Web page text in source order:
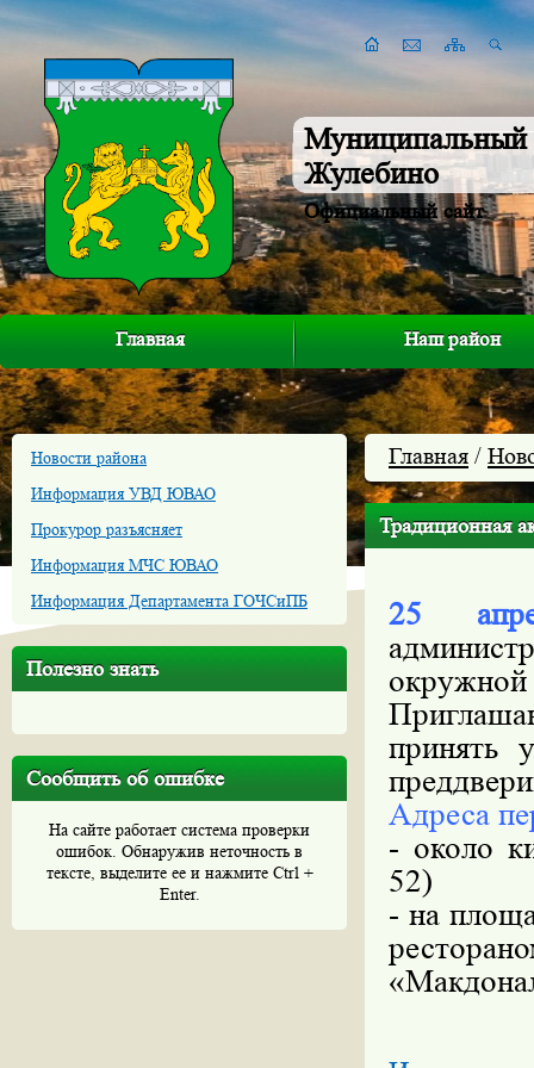
Муниципальный
Жулебино
Официальный сайт
Главная Наш район
Новости района
Информация УВД ЮВАО
Прокурор разъясняет
Информация МЧС ЮВАО
Информация Департамента ГОЧСиПБ
Полезно знать
Сообщить об ошибке
На сайте работает система проверки
ошибок. Обнаружив неточность в
тексте, выделите ее и нажмите Ctrl +
Enter.
Главная /
Традиционная
25
окружной
принять
Адреса
- около
52)
- на